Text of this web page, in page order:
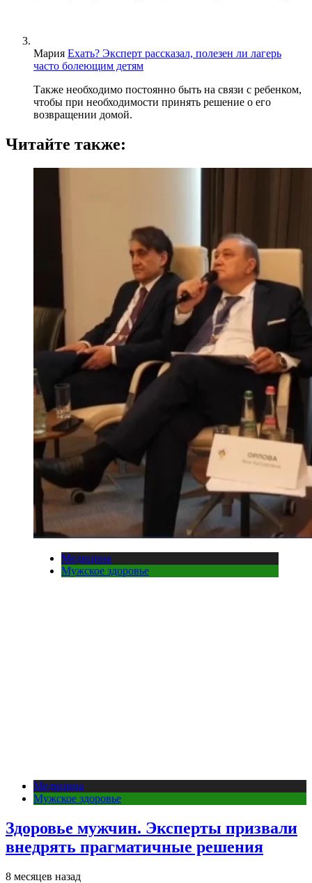
Мария Ехать? Эксперт рассказал, полезен ли лагерь
часто болеющим детям
Также необходимо постоянно быть на связи с ребенком,
чтобы при необходимости принять решение о его
возвращении домой.
Читайте также:
Медицина
Мужское здоровье
Медицина
Мужское здоровье
Здоровье мужчин. Эксперты призвали
внедрять прагматичные решения
8 месяцев назад